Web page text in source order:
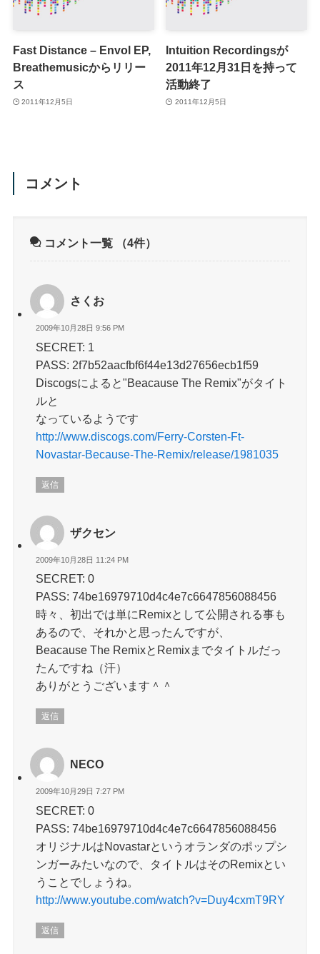
Fast Distance – Envol EP,
Breathemusicからリリー
ス
2011年12月5日
Intuition Recordingsが
2011年12月31日を持って
活動終了
2011年12月5日
コメント
コメント一覧 （4件）
さくお
2009年10月28日 9:56 PM
SECRET: 1
PASS: 2f7b52aacfbf6f44e13d27656ecb1f59
Discogsによると"Beacause The Remix"がタイト
ルと
なっているようです
http://www.discogs.com/Ferry-Corsten-Ft-
Novastar-Because-The-Remix/release/1981035
返信
ザクセン
2009年10月28日 11:24 PM
SECRET: 0
PASS: 74be16979710d4c4e7c6647856088456
時々、初出では単にRemixとして公開される事も
あるので、それかと思ったんですが、
Beacause The RemixとRemixまでタイトルだっ
たんですね（汗）
ありがとうございます＾＾
返信
NECO
2009年10月29日 7:27 PM
SECRET: 0
PASS: 74be16979710d4c4e7c6647856088456
オリジナルはNovastarというオランダのポップシ
ンガーみたいなので、タイトルはそのRemixとい
うことでしょうね。
http://www.youtube.com/watch?v=Duy4cxmT9RY
返信